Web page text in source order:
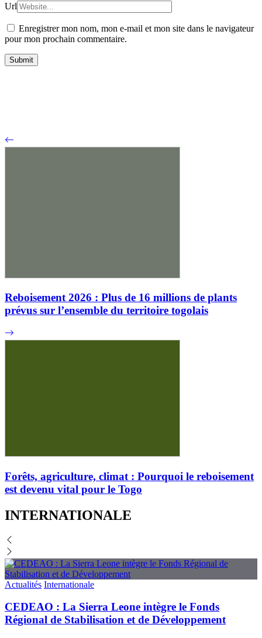
Url
Enregistrer mon nom, mon e-mail et mon site dans le navigateur
pour mon prochain commentaire.
Reboisement 2026 : Plus de 16 millions de plants
prévus sur l’ensemble du territoire togolais
Forêts, agriculture, climat : Pourquoi le reboisement
est devenu vital pour le Togo
INTERNATIONALE
Actualités Internationale
CEDEAO : La Sierra Leone intègre le Fonds
Régional de Stabilisation et de Développement